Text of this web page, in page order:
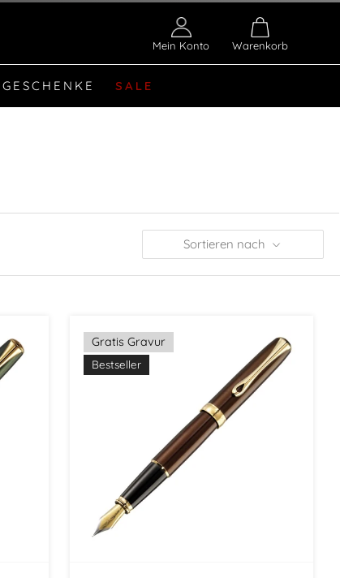
GESCHENKE SALE
Mein Konto Warenkorb
Sortieren nach
Gratis Gravur
Bestseller